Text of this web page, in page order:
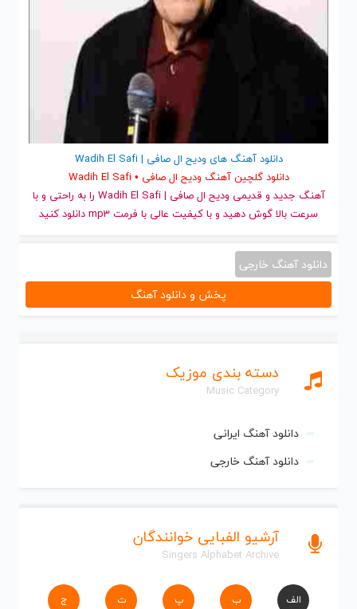
دسته بندی موزیک
Music Category
دانلود آهنگ ایرانی
دانلود آهنگ خارجی
آرشیو الفبایی خوانندگان
Singers Alphabet Archive
الف ب پ ت ج
دانلود آهنگ های ودیح ال صافی | Wadih El Safi
دانلود گلچین آهنگ ودیح ال صافی • Wadih El Safi
آهنگ جدید
و قدیمی ودیح ال صافی | Wadih El Safi را به راحتی و با
سرعت بالا گوش دهید و با کیفیت عالی با فرمت mp3 دانلود کنید
دانلود آهنگ خارجی
پخش و دانلود آهنگ